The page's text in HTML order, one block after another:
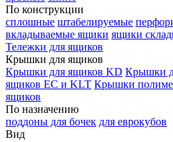
По конструкции
сплошные штабелируемые
вкладываемые ящики ящики
Тележки для ящиков
Крышки для ящиков
Крышки для ящиков KD Крышки
ящиков EC и KLT Крышки
ящиков
По назначению
поддоны для бочек для еврокубов
Вид